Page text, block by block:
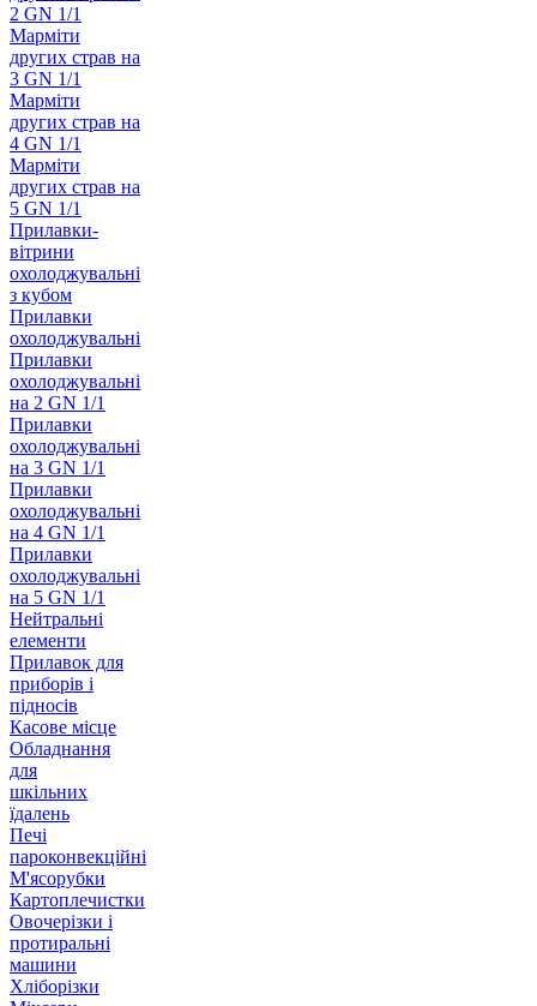
2 GN 1/1
Марміти
других страв на
3 GN 1/1
Марміти
других страв на
4 GN 1/1
Марміти
других страв на
5 GN 1/1
Прилавки-
вітрини
охолоджувальні
з кубом
Прилавки
охолоджувальні
Прилавки
охолоджувальні
на 2 GN 1/1
Прилавки
охолоджувальні
на 3 GN 1/1
Прилавки
охолоджувальні
на 4 GN 1/1
Прилавки
охолоджувальні
на 5 GN 1/1
Нейтральні
елементи
Прилавок для
приборів і
підносів
Касове місце
Обладнання
для
шкільних
їдалень
Печі
пароконвекційні
М'ясорубки
Картоплечистки
Овочерізки і
протиральні
машини
Хліборізки